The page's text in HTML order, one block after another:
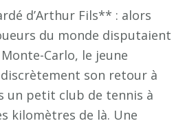
d’Arthur Fils** : alors
du monde disputaient
Carlo, le jeune
son retour à
un petit club de tennis à
kilomètres de là. Une